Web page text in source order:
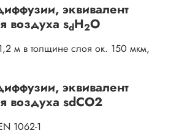
эквивалент
воздуха sdH2O
м в толщине слоя ок. 150 мкм,
эквивалент
воздуха sdСО2
1062-1